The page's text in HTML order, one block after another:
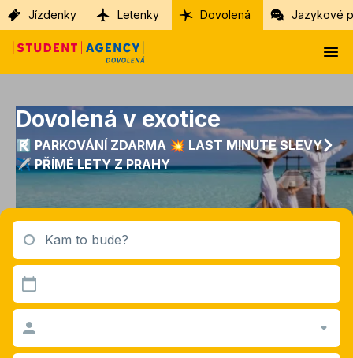
Jízdenky Letenky Dovolená Jazykové
Dovolená v exotice
🅿️ PARKOVÁNÍ ZDARMA 💥 LAST MINUTE SLEVY
✈️ PŘÍMÉ LETY Z PRAHY
Kam to bude?